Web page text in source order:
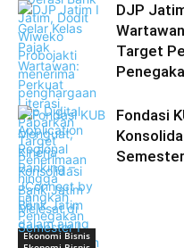
Ekonomi Bisnis
DJP
Target
Fondasi